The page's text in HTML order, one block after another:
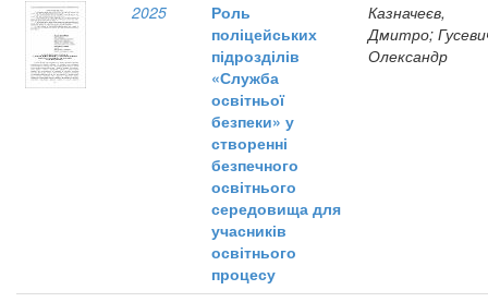
2025
Роль
поліцейських
підрозділів
«Служба
освітньої
безпеки» у
створенні
безпечного
освітнього
середовища для
учасників
освітнього
процесу
Казначеєв,
Дмитро;
Олександр